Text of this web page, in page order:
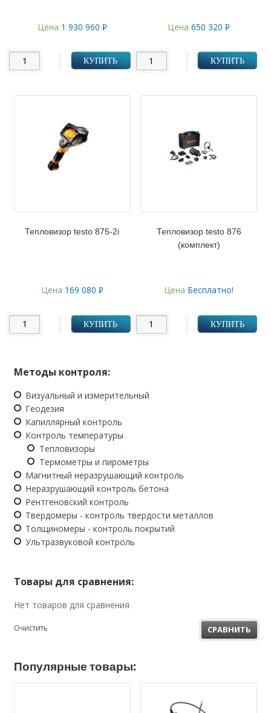
Цена 1 930 960 Р
КУПИТЬ
Цена650 320Р
КУПИТЬ
Тепловизор testo 875-2i
Цена 169 080 Р
КУПИТЬ
Тепловизор testo 876
(комплект)
Цена Бесплатно!
КУПИТЬ
Методы контроля:
Визуальный и измерительный
Геодезия
Капиллярный контроль
Контроль температуры
Тепловизоры
Термометры и пирометры
Магнитный неразрушающий контроль
Неразрушающий контроль бетона
Рентгеновский контроль
Твердомеры - контроль твердости металлов
Толщиномеры - контроль покрытий
Ультразвуковой контроль
Товары для сравнения:
Нет товаров для сравнения
Очистить СРАВНИТЬ
Популярные товары: